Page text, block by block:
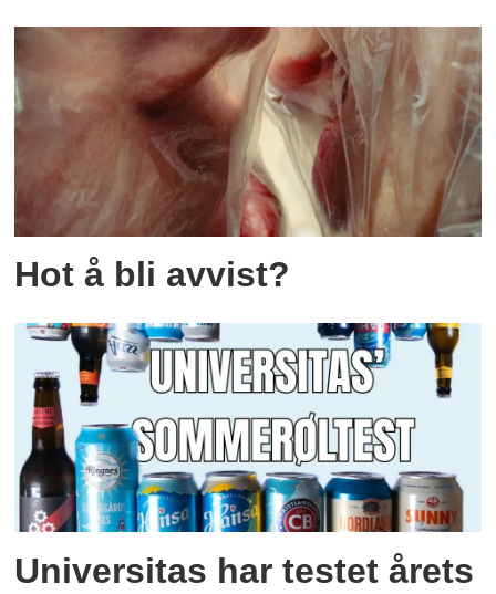
Hot å bli avvist?
Universitas har testet årets